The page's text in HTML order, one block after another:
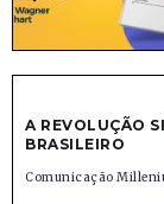
A REVOLUÇÃO
BRASILEIRO
Comunicação